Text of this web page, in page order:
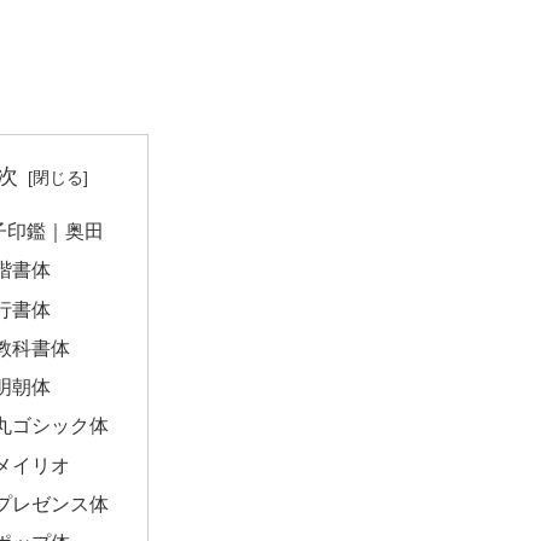
印鑑｜奥田
書体
書体
科書体
朝体
ゴシック体
イリオ
レゼンス体